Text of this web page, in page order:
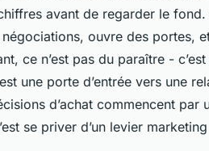
avant de regarder le fond.
ouvre des portes,
ce n’est pas du paraître -
une porte d’entrée vers une
d’achat commencent par
se priver d’un levier marketing